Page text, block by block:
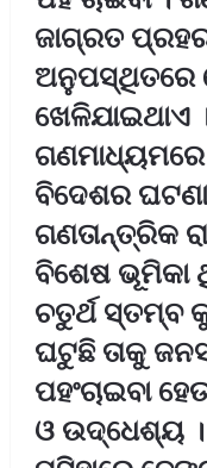
ଜାଗ୍ରତ
ଅନୁପସ୍ଥିତରେ
ବିଦେଶର
ଗଣତାନ୍ତ୍ରିକ
ବିଶେଷ ଭୂମିକା
ଚତୁର୍ଥ ସ୍ତମ୍ବ
ଘଟୁଛି ତାକୁ
ପହଂଚାଇବା
ଓ ଉଦ୍ଧେଶ୍ୟ